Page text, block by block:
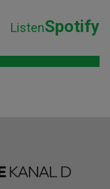
ListenSpotify